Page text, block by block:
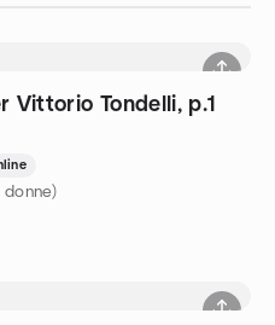
Vittorio Tondelli, p.1